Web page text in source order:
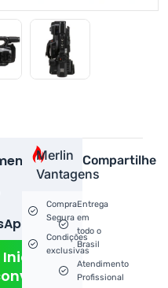
Iniciar
Compartilhe
Merlin
Vantagens
Compra
Segura
Condições
exclusivas
Entrega
em
todo o
Brasil
Atendimento
Profissional